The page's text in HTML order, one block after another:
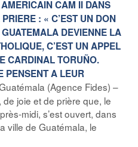
CAM II DANS
: « C’EST UN DON
DEVIENNE LA
C’EST UN APPEL
CARDINAL TORUÑO.
PENSENT A LEUR
(Agence Fides) –
de joie et de prière que, le
midi, s’est ouvert, dans
ville de Guatémala, le